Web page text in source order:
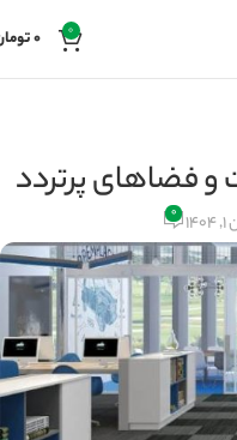
0
0
و فضاهای پرتردد
۰